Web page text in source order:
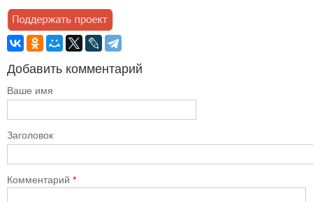
Добавить комментарий
Ваше имя
Заголовок
Комментарий *